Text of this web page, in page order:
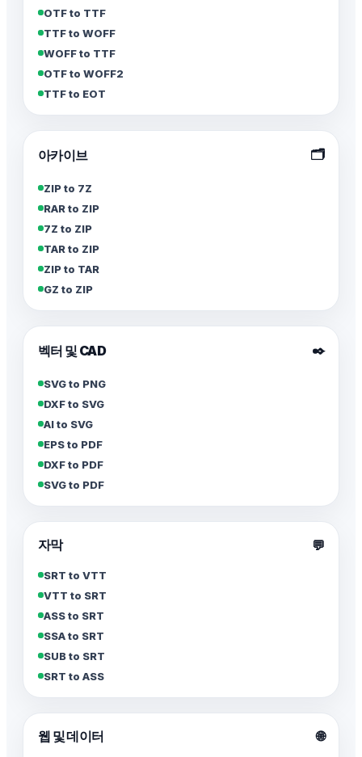
OTF to TTF
TTF to WOFF
WOFF to TTF
OTF to WOFF2
TTF to EOT
아카이브 🗂️
ZIP to 7Z
RAR to ZIP
7Z to ZIP
TAR to ZIP
ZIP to TAR
GZ to ZIP
벡터 및 CAD ✒️
SVG to PNG
DXF to SVG
AI to SVG
EPS to PDF
DXF to PDF
SVG to PDF
자막 💬
SRT to VTT
VTT to SRT
ASS to SRT
SSA to SRT
SUB to SRT
SRT to ASS
웹 및 데이터 🌐